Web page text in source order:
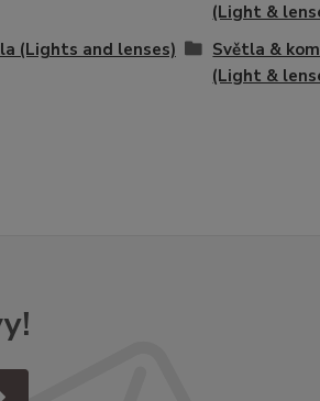
(Light &
(Lights and lenses)
Světla &
(Light &